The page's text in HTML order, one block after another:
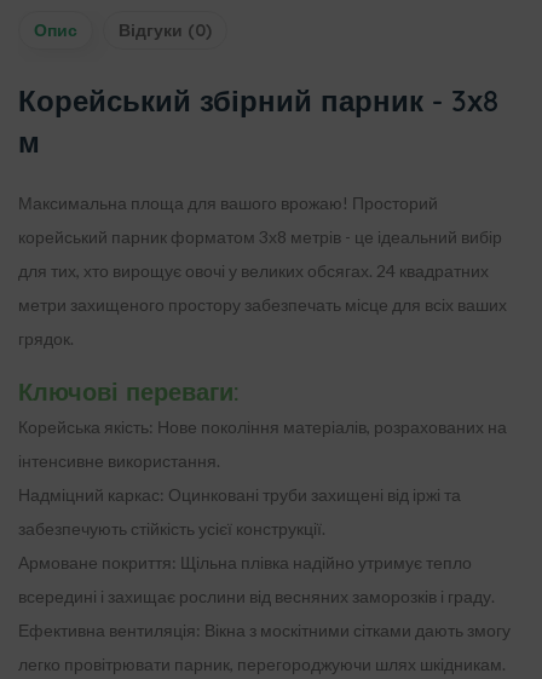
Опис Відгуки (0)
Корейський збірний парник - 3х8
м
Максимальна площа для вашого врожаю! Просторий
корейський парник форматом 3х8 метрів - це ідеальний вибір
для тих, хто вирощує овочі у великих обсягах. 24 квадратних
метри захищеного простору забезпечать місце для всіх ваших
грядок.
Ключові переваги:
Корейська якість: Нове покоління матеріалів, розрахованих на
інтенсивне використання.
Надміцний каркас: Оцинковані труби захищені від іржі та
забезпечують стійкість усієї конструкції.
Армоване покриття: Щільна плівка надійно утримує тепло
всередині і захищає рослини від весняних заморозків і граду.
Ефективна вентиляція: Вікна з москітними сітками дають змогу
легко провітрювати парник, перегороджуючи шлях шкідникам.